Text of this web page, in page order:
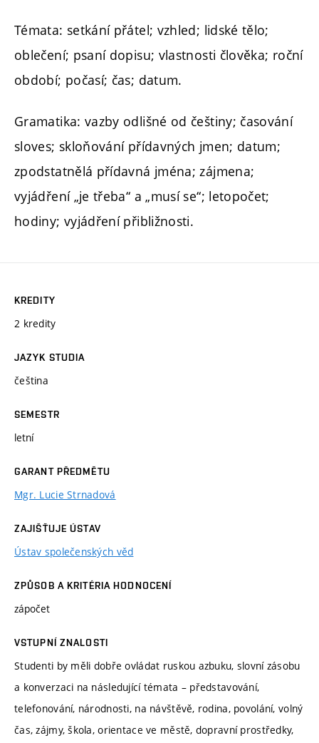
Témata: setkání přátel; vzhled; lidské tělo;
oblečení; psaní dopisu; vlastnosti člověka; roční
období; počasí; čas; datum.
Gramatika: vazby odlišné od češtiny; časování
sloves; skloňování přídavných jmen; datum;
zpodstatnělá přídavná jména; zájmena;
vyjádření „je třeba“ a „musí se“; letopočet;
hodiny; vyjádření přibližnosti.
KREDITY
2 kredity
JAZYK STUDIA
čeština
SEMESTR
letní
GARANT PŘEDMĚTU
Mgr. Lucie Strnadová
ZAJIŠŤUJE ÚSTAV
Ústav společenských věd
ZPŮSOB A KRITÉRIA HODNOCENÍ
zápočet
VSTUPNÍ ZNALOSTI
Studenti by měli dobře ovládat ruskou azbuku, slovní zásobu
a konverzaci na následující témata – představování,
telefonování, národnosti, na návštěvě, rodina, povolání, volný
čas, zájmy, škola, orientace ve městě, dopravní prostředky,